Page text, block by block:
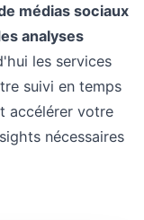
médias sociaux
analyses
les services
suivi en temps
accélérer votre
nécessaires